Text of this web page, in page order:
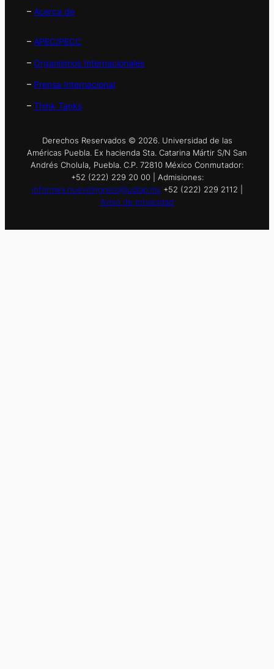
– Acerca de
– APEC/PECC
– Organismos Internacionales
– Prensa Internacional
– Think Tanks
Derechos Reservados © 2026. Universidad de las
Américas Puebla. Ex hacienda Sta. Catarina Mártir S/N San
Andrés Cholula, Puebla. C.P. 72810 México Conmutador:
+52 (222) 229 20 00 | Admisiones:
informes.nuevoingreso@udlap.mx +52 (222) 229 2112 |
Aviso de privacidad